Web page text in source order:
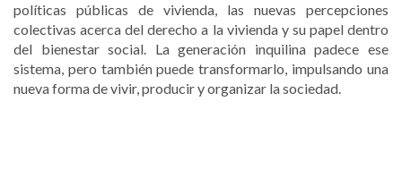
políticas públicas de vivienda, las nuevas percepciones
colectivas acerca del derecho a la vivienda y su papel dentro
del bienestar social. La generación inquilina padece ese
sistema, pero también puede transformarlo, impulsando una
nueva forma de vivir, producir y organizar la sociedad.